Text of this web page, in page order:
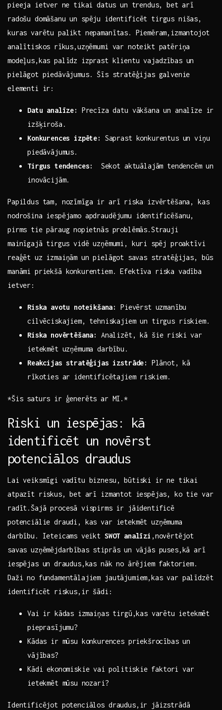
pieeja ietver ⁢ne ‌tikai⁢ datus un trendus,​ bet arī
radošu domāšanu un spēju identificēt tirgus nišas,⁢
kuras varētu palikt nepamanītas. ⁢Piemēram,izmantojot
analītiskos⁣ rīkus,uzņēmumi ‌var noteikt patēriņa
modeļus,kas palīdz izprast klientu‌ vajadzības un
pielāgot piedāvājumus. ⁢Šīs stratēģijas galvenie
elementi ir:
Datu analīze:
​Precīza datu vākšana‍ un analīze ir
izšķiroša.
Konkurences izpēte:
Saprast konkurentus un viņu⁣
piedāvājumus.
Tirgus ‌tendences:
⁣ Sekot‌ aktuālajām tendencēm un
inovācijām.
Papildus tam, nozīmīga ir arī⁤ riska izvērtēšana, kas
nodrošina iespējamo apdraudējumu identificēšanu,
pirms​ tie pāraug⁤ nopietnās problēmās.Strauji
mainīgajā ⁣tirgus‌ vidē uzņēmumi, kuri ⁣spēj proaktīvi
reaģēt uz‌ izmaiņām un ⁢pielāgot⁣ savas stratēģijas, būs
manāmi priekšā‍ konkurentiem. Efektīva riska ‌vadība
ietver:
Riska avotu ⁤noteikšana:
Pievērst uzmanību
cilvēciskajiem, tehniskajiem ‍un tirgus riskiem.
Riska novērtēšana:
Analizēt, kā šie riski ‍var
‌ietekmēt uzņēmuma darbību.
Reakcijas stratēģijas izstrāde:
⁣Plānot, kā
rīkoties ar identificētajiem riskiem.
*Šis saturs ir ģenerēts ar‍ MI.*
Riski un ​iespējas: kā​
identificēt un novērst‌
potenciālos ⁤draudus
Lai veiksmīgi vadītu biznesu, būtiski ir ne ⁢tikai
atpazīt riskus, bet ⁣arī izmantot iespējas, ko‍ tie var
radīt.Šajā procesā vispirms ⁢ir jāidentificē ​
potenciālie draudi, kas var ietekmēt uzņēmuma‍
darbību. Ieteicams⁣ veikt SWOT analīzi ,novērtējot
savas uzņēmējdarbības stiprās ⁣un vājās ‍puses,kā arī
iespējas un⁤ draudus,kas nāk⁤ no ārējiem faktoriem.
Daži no fundamentālajiem ‍jautājumiem,kas var palīdzēt⁢
identificēt⁤ riskus,ir šādi: ⁣ ⁢
Vai ir ​kādas⁣ izmaiņas tirgū,kas varētu ⁢ietekmēt
pieprasījumu?
Kādas ir mūsu ​konkurences⁢ priekšrocības un
vājības?
Kādi ekonomiskie⁤ vai⁣ politiskie⁤ faktori var⁤
ietekmēt mūsu ⁢nozari?
Identificējot potenciālos draudus,ir jāizstrādā